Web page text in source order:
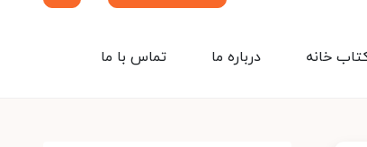
تماس با ما درباره ما خانه